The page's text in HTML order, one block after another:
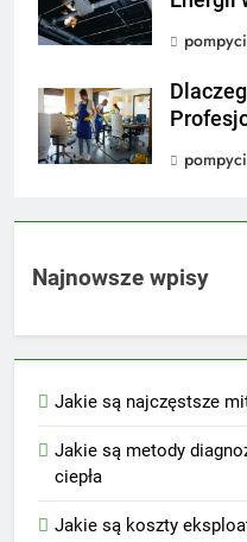
Najnowsze wpisy
Jakie są najczęstsze
Jakie są metody
ciepła
Jakie są koszty